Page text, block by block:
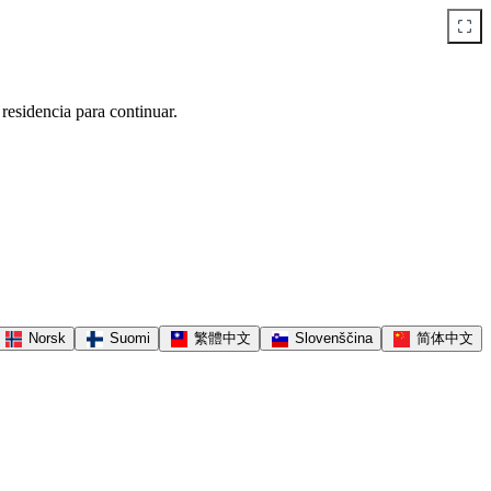
para continuar.
Norsk Suomi 繁體中文 Slovenščina 简体中文